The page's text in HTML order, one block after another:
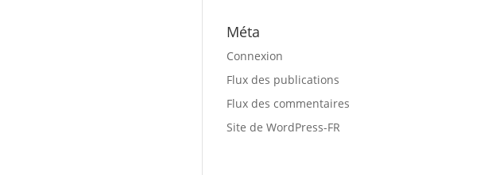
Méta
Connexion
Flux des publications
Flux des commentaires
Site de WordPress-FR